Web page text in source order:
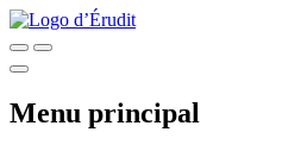
Menu principal